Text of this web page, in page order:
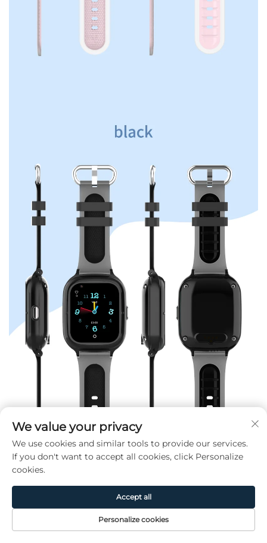
Page
Produit De CONTACT
We value your privacy
We use cookies and similar tools to provide our services.
If you don't want to accept all cookies, click Personalize
cookies.
Personalize cookies
Accept all